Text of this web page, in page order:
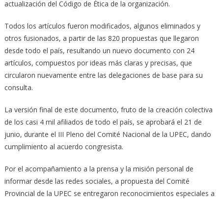
actualización del Código de Ética de la organización.
Todos los artículos fueron modificados, algunos eliminados y
otros fusionados, a partir de las 820 propuestas que llegaron
desde todo el país, resultando un nuevo documento con 24
artículos, compuestos por ideas más claras y precisas, que
circularon nuevamente entre las delegaciones de base para su
consulta.
La versión final de este documento, fruto de la creación colectiva
de los casi 4 mil afiliados de todo el país, se aprobará el 21 de
junio, durante el III Pleno del Comité Nacional de la UPEC, dando
cumplimiento al acuerdo congresista.
Por el acompañamiento a la prensa y la misión personal de
informar desde las redes sociales, a propuesta del Comité
Provincial de la UPEC se entregaron reconocimientos especiales a